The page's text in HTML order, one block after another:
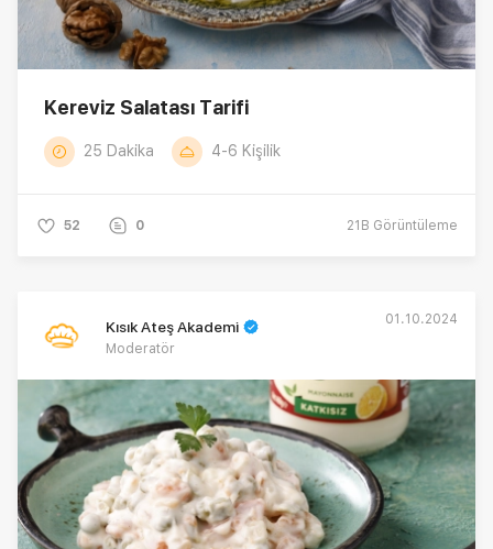
Kereviz Salatası Tarifi
25 Dakika 4-6 Kişilik
52 0 21B Görüntüleme
Kısık Ateş Akademi
Moderatör
01.10.2024